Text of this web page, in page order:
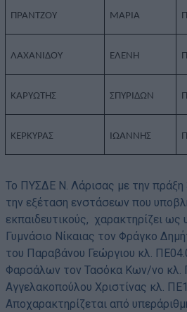
ΠΡΑΝΤΖΟΥ ΜΑΡΙΑ
ΛΑΧΑΝΙΔΟΥ ΕΛΕΝΗ
ΚΑΡΥΩΤΗΣ ΣΠΥΡΙΔΩΝ
ΚΕΡΚΥΡΑΣ ΙΩΑΝΝΗΣ
Το ΠΥΣΔΕ Ν. Λάρισας με την
την εξέταση ενστάσεων που
εκπαιδευτικούς, χαρακτηρίζει ως
Γυμνάσιο Νίκαιας τον Φράγκο
του Παραβάνου Γεώργιου κλ.
Φαρσάλων τον Τασόκα Κων/νο κλ.
Αγγελακοπούλου Χριστίνας κλ.
Αποχαρακτηρίζεται από